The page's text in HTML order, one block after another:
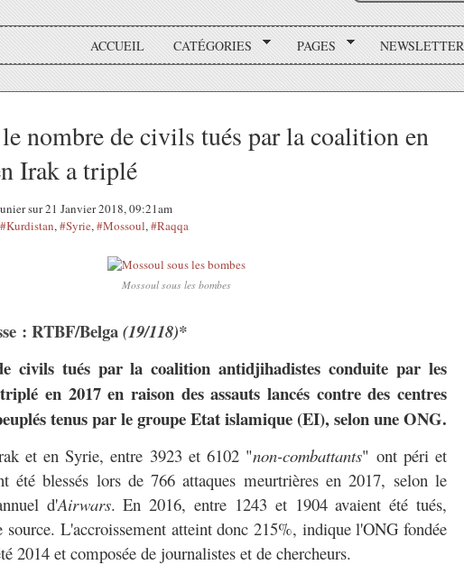
ACCUEIL CATÉGORIES PAGES NEWSLETTER
nombre de civils tués par la coalition en
Irak a triplé
sur 21 Janvier 2018, 09:21am
#Kurdistan,#Syrie,#Mossoul,#Raqqa
Mossoul sous les bombes
: RTBF/Belga(19/118)*
civils tués par la coalition antidjihadistes conduite par les
en 2017 en raison des assauts lancés contre des centres
tenus par le groupe Etat islamique (EI), selon une ONG.
et en Syrie, entre 3923 et 6102 "non-combattants" ont péri et
été blessés lors de 766 attaques meurtrières en 2017, selon le
d'Airwars. En 2016, entre 1243 et 1904 avaient été tués,
source. L'accroissement atteint donc 215%, indique l'ONG fondée
2014 et composée de journalistes et de chercheurs.